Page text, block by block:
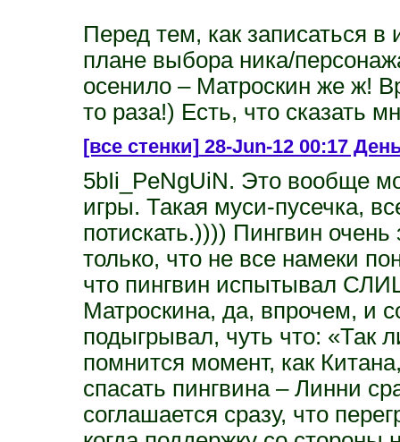
Перед тем, как записаться
плане выбора ника/
осенило – Матроскин же ж!
то раза!) Есть, что сказать
[все стенки]28-Jun-12 00:17
5bIi_PeNgUiN. Это вообще
игры. Такая муси-пусечка,
потискать.)))) Пингвин
только, что не все намеки
что пингвин испытывал
Матроскина, да, впрочем, и
подыгрывал, чуть что: «Так
помнится момент, как
спасать пингвина – Линни
соглашается сразу, что